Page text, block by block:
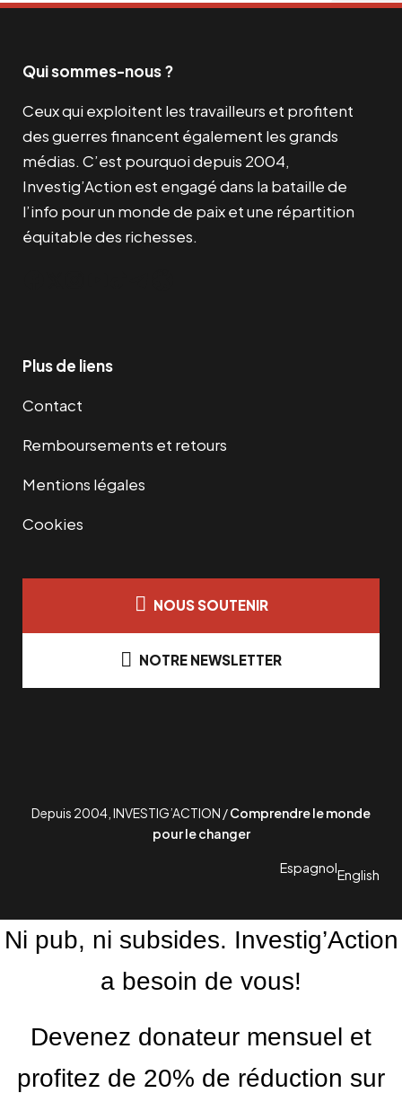
Qui sommes-nous ?
Ceux qui exploitent les travailleurs et profitent
des guerres financent également les grands
médias. C’est pourquoi depuis 2004,
Investig’Action est engagé dans la bataille de
l’info pour un monde de paix et une répartition
équitable des richesses.
Plus de liens
Contact
Remboursements et retours
Mentions légales
Cookies
NOUS SOUTENIR
NOTRE NEWSLETTER
Depuis 2004, INVESTIG’ACTION /Comprendre le monde
pour le changer
EspagnolEnglish
Ni pub, ni subsides. Investig’Action
a besoin de vous!
Devenez donateur mensuel et
profitez de 20% de réduction sur